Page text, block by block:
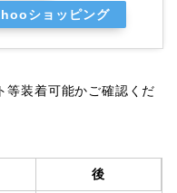
ショッピング
装着可能かご確認くだ
後